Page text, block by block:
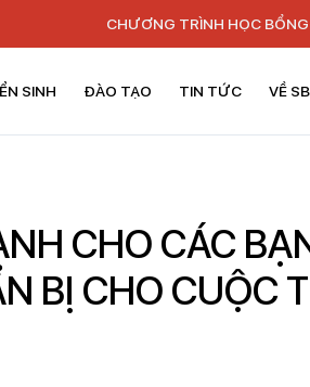
CHƯƠNG TRÌNH HỌC BỔNG
SINH ĐÀO TẠO TIN TỨC VỀ
CHO CÁC
BỊ CHO CUỘC